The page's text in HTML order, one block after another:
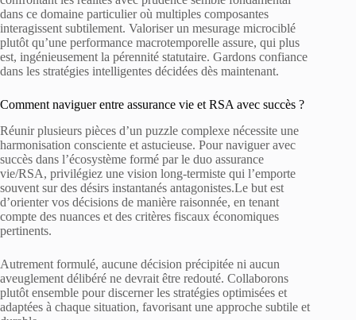
dans ce domaine particulier où multiples composantes
interagissent subtilement. Valoriser un mesurage microciblé
plutôt qu’une performance macrotemporelle assure, qui plus
est, ingénieusement la pérennité statutaire. Gardons confiance
dans les stratégies intelligentes décidées dès maintenant.
Comment naviguer entre assurance vie et RSA avec succès ?
Réunir plusieurs pièces d’un puzzle complexe nécessite une
harmonisation consciente et astucieuse. Pour naviguer avec
succès dans l’écosystème formé par le duo assurance
vie/RSA, privilégiez une vision long-termiste qui l’emporte
souvent sur des désirs instantanés antagonistes.Le but est
d’orienter vos décisions de manière raisonnée, en tenant
compte des nuances et des critères fiscaux économiques
pertinents.
Autrement formulé, aucune décision précipitée ni aucun
aveuglement délibéré ne devrait être redouté. Collaborons
plutôt ensemble pour discerner les stratégies optimisées et
adaptées à chaque situation, favorisant une approche subtile et